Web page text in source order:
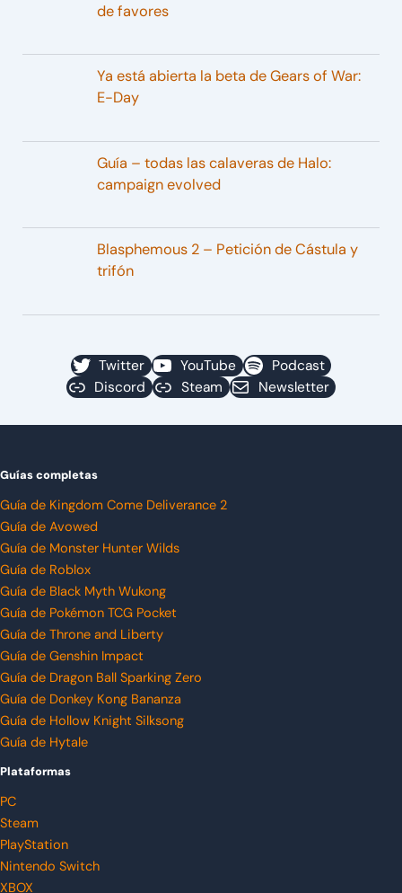
de favores
Ya está abierta la beta de Gears of War:
E-Day
Guía – todas las calaveras de Halo:
campaign evolved
Blasphemous 2 – Petición de Cástula y
trifón
Twitter YouTube
Podcast
Discord
Steam Newsletter
Guías completas
Guía de Kingdom Come Deliverance 2
Guía de Avowed
Guía de Monster Hunter Wilds
Guía de Roblox
Guía de Black Myth Wukong
Guía de Pokémon TCG Pocket
Guía de Throne and Liberty
Guía de Genshin Impact
Guía de Dragon Ball Sparking Zero
Guía de Donkey Kong Bananza
Guía de Hollow Knight Silksong
Guía de Hytale
Plataformas
PC
Steam
PlayStation
Nintendo Switch
XBOX